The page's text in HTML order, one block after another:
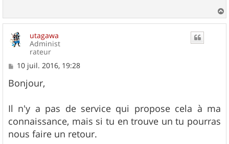
a
utagawa
Administ
rateur
M
s
s
10 juil. 2016, 19:28
Bonjour,
Il n'y a pas de service qui propose cela à ma
connaissance, mais si tu en trouve un tu pourras
nous faire un retour.